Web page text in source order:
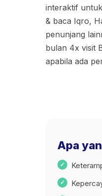
interaktif
& baca Iqro,
penunjang
bulan 4x visit
apabila ada
Apa